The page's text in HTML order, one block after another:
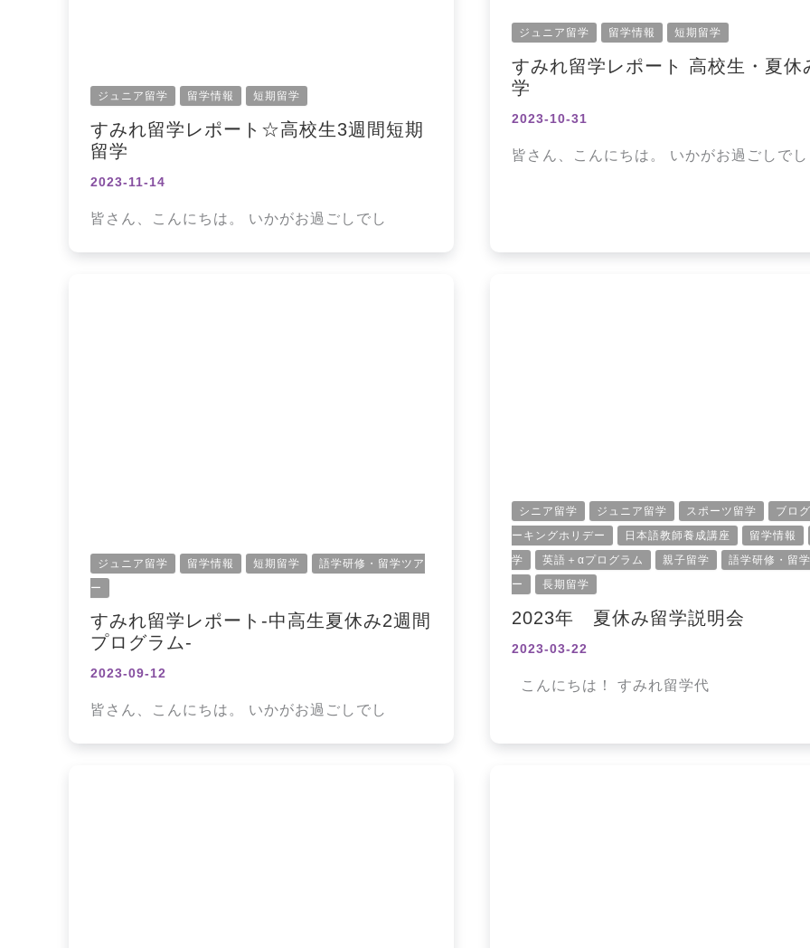
ジュニア留学 留学情報 短期留学
すみれ留学レポート☆高校生3週間短期
留学
2023-11-14
皆さん、こんにちは。 いかがお過ごしでし
ジュニア留学 留学情報 短期留学
すみれ留学レポート 高校生・夏休
学
2023-10-31
皆さん、こんにちは。 いかがお過ごしでし
ジュニア留学 留学情報 短期留学
語学研修・留学ツア
ー
すみれ留学レポート‐中高生夏休み2週間
プログラム‐
2023-09-12
皆さん、こんにちは。 いかがお過ごしでし
シニア留学 ジュニア留学 スポーツ留学
ブログ
ーキングホリデー
日本語教師養成講座
留学情報
学
英語＋αプログラム 親子留学
語学研修・留
ー
長期留学
2023年 夏休み留学説明会
2023-03-22
こんにちは！ すみれ留学代